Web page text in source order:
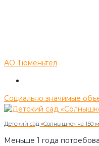
АО Тюменьтел
Социально значимые
Детский сад «Солнышко» на 150
Меньше 1 года